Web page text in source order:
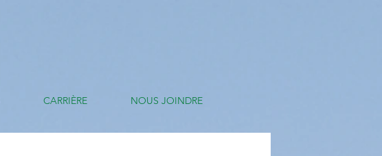
CARRIÈRE NOUS JOINDRE